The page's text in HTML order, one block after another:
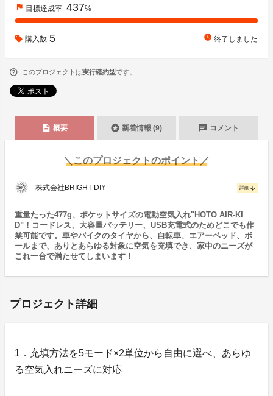
flag 目標達成率 437%
購入数 5 watch_later 終了しました
このプロジェクトは実行確約型です。
description 概要 stars 新着情報 (9) chat コメント
＼このプロジェクトのポイント／
株式会社BRIGHT DIY 詳細 arrow_downward
重量たった477g、ポケットサイズの電動空気入れ"HOTO AIR-KI
D"！コードレス、大容量バッテリー、USB充電式のためどこでも作
業可能です。車やバイクのタイヤから、自転車、エアーベッド、ボ
ールまで、ありとあらゆる対象に空気を充填でき、家中のニーズが
これ一台で満たせてしまいます！
プロジェクト詳細
1．充填方法を5モード×2単位から自由に選べ、あらゆ
る空気入れニーズに対応